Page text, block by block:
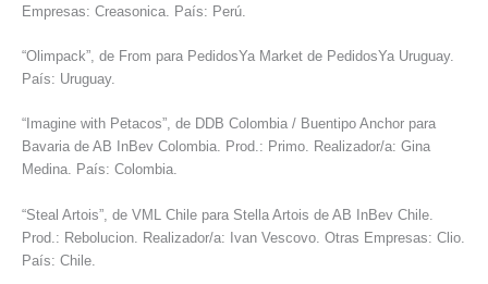
Empresas: Creasonica. País: Perú.
“Olimpack”, de From para PedidosYa Market de PedidosYa Uruguay.
País: Uruguay.
“Imagine with Petacos”, de DDB Colombia / Buentipo Anchor para
Bavaria de AB InBev Colombia. Prod.: Primo. Realizador/a: Gina
Medina. País: Colombia.
“Steal Artois”, de VML Chile para Stella Artois de AB InBev Chile.
Prod.: Rebolucion. Realizador/a: Ivan Vescovo. Otras Empresas: Clio.
País: Chile.